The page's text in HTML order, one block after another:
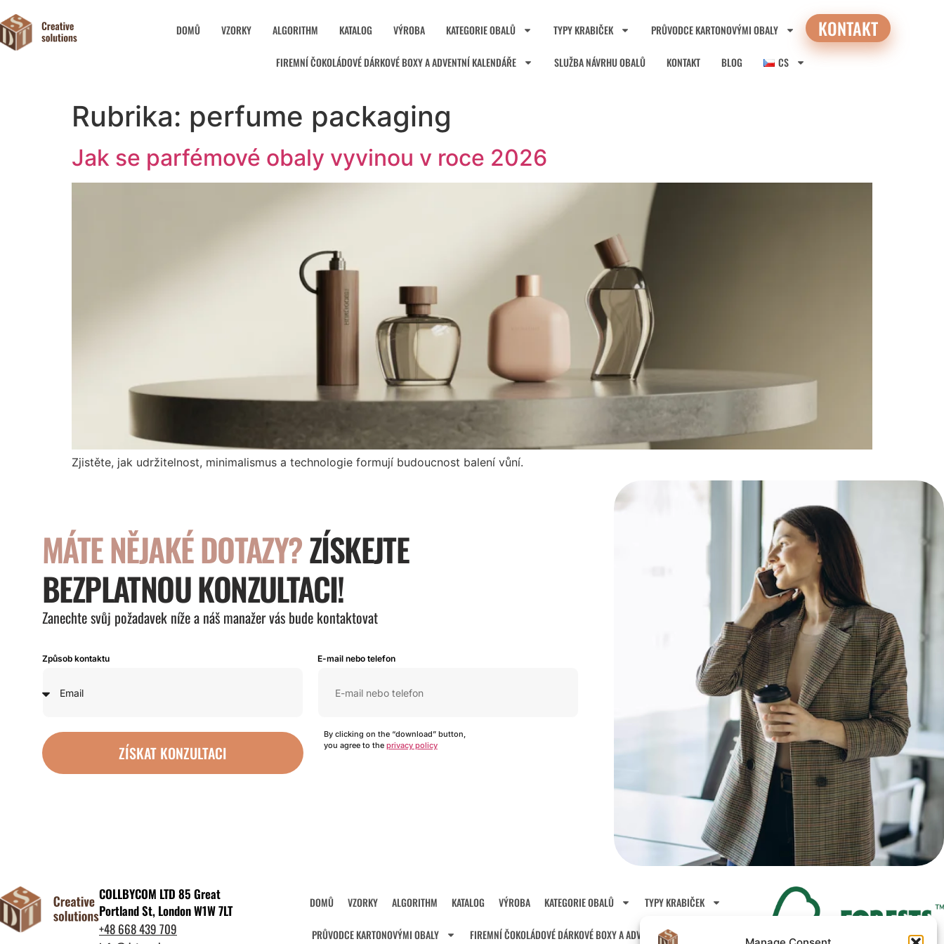
DOMŮ VZORKY ALGORITHM KATALOG VÝROBA KATEGORIE OBALŮ TYPY KRABIČEK PRŮVODCE KARTONOVÝMI OBALY
FIREMNÍ ČOKOLÁDOVÉ DÁRKOVÉ BOXY A ADVENTNÍ KALENDÁŘE SLUŽBA NÁVRHU OBALŮ KONTAKT BLOG CS
KONTAKT
Rubrika: perfume packaging
Jak se parfémové obaly vyvinou v roce 2026
Zjistěte, jak udržitelnost, minimalismus a technologie formují budoucnost balení vůní.
MÁTE NĚJAKÉ DOTAZY?ZÍSKEJTE
BEZPLATNOU KONZULTACI!
Zanechte svůj požadavek níže a náš manažer vás bude kontaktovat
Způsob kontaktu E-mail nebo telefon
ZÍSKAT KONZULTACI
By clicking on the “download” button,
you agree to the privacy policy
COLLBYCOM LTD 85 Great
Portland St, London W1W 7LT
+48 668 439 709
DOMŮ VZORKY ALGORITHM KATALOG VÝROBA KATEGORIE OBALŮ TYPY KRABIČEK
PRŮVODCE KARTONOVÝMI OBALY FIREMNÍ ČOKOLÁDOVÉ DÁRKOVÉ BOXY A ADVENTNÍ KALENDÁŘE